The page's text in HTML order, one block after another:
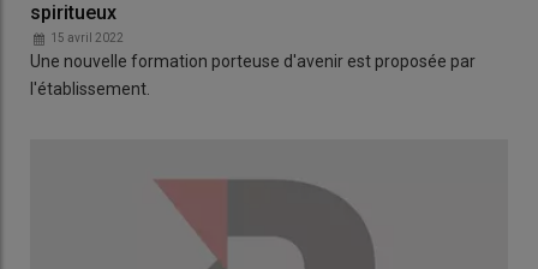
spiritueux
15 avril 2022
Une nouvelle formation porteuse d'avenir est proposée par
l'établissement.